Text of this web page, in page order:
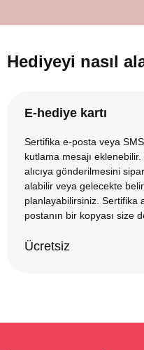
Hediyeyi nasıl
E-hediye kartı
Sertifika e-posta veya
kutlama mesajı
alıcıya gönderilmesini
alabilir veya gelecekte
planlayabilirsiniz. Sertifika
postanın bir kopyası size
Ücretsiz